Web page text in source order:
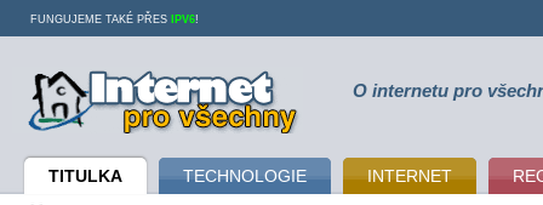
Internet pro všechny O internetu pro
TITULKA TECHNOLOGIE INTERNET
FUNGUJEME TAKÉ PŘES IPV6!